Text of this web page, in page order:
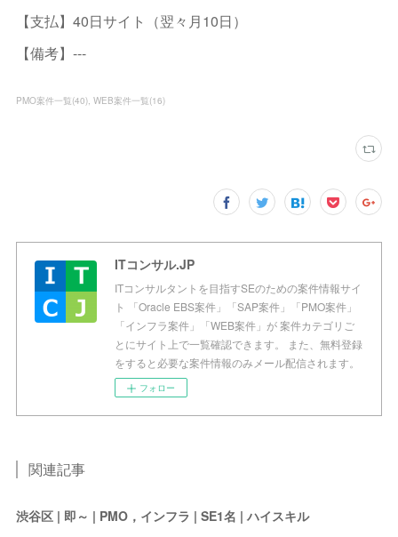
【支払】40日サイト（翌々月10日）
【備考】---
PMO案件一覧 (40) WEB案件一覧 (16)
ITコンサル.JP
ITコンサルタントを目指すSEのための案件情報サイ
ト 「Oracle EBS案件」「SAP案件」「PMO案件」
「インフラ案件」「WEB案件」が 案件カテゴリご
とにサイト上で一覧確認できます。 また、無料登録
をすると必要な案件情報のみメール配信されます。
フォロー
関連記事
渋谷区 | 即～ | PMO，インフラ | SE1名 | ハイスキル